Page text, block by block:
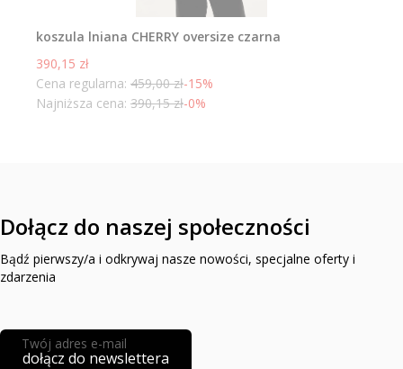
koszula lniana CHERRY oversize czarna
Cena promocyjna
390,15 zł
Cena regularna: 459,00 zł-15%
Najniższa cena: 390,15 zł-0%
Dołącz do naszej społeczności
Bądź pierwszy/a i odkrywaj nasze nowości, specjalne oferty i
zdarzenia
Twój adres e-mail
dołącz do newslettera